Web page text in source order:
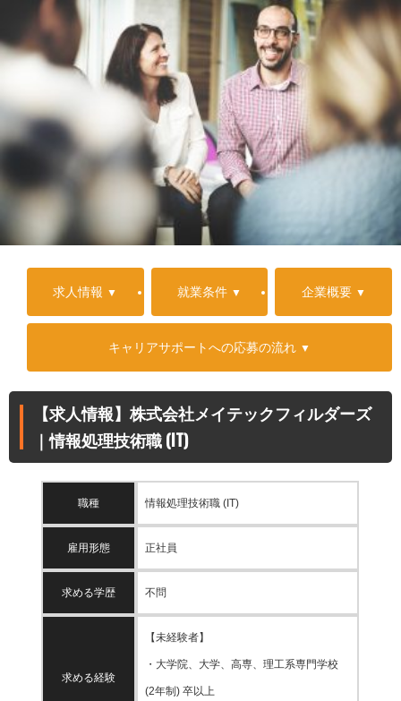
求人情報 就業条件 企業概要
キャリアサポートへの応募の流れ
【求人情報】株式会社メイテックフィルダーズ
｜情報処理技術職 (IT)
職種 情報処理技術職 (IT)
雇用形態 正社員
求める学歴 不問
求める経験
【未経験者】
・大学院、大学、高専、理工系専門学校
(2年制) 卒以上